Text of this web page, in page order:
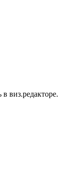
виз.редакторе.